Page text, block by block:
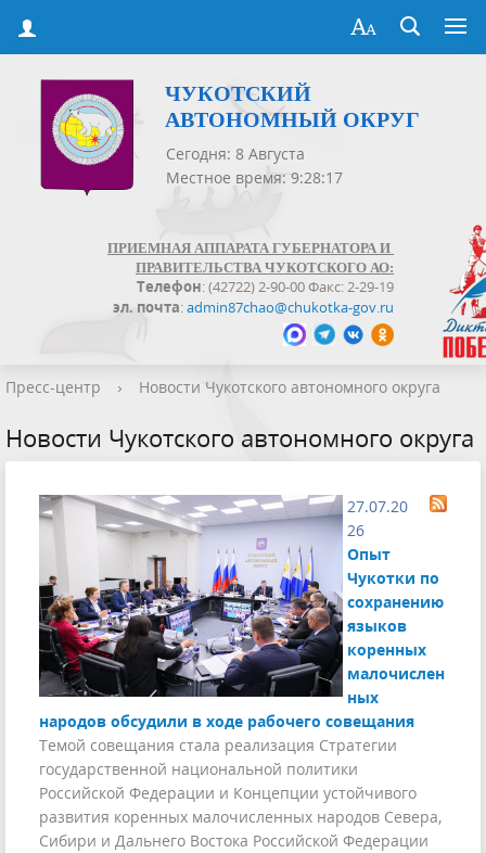
ЧУКОТСКИЙ
АВТОНОМНЫЙ ОКРУГ
Сегодня: 8 Августа
Местное время: 9:28:18
ПРИЕМНАЯ АППАРАТА ГУБЕРНАТОРА И
ПРАВИТЕЛЬСТВА ЧУКОТСКОГО АО:
Телефон: (42722) 2-90-00 Факс: 2-29-19
эл. почта:admin87chao@chukotka-gov.ru
Пресс-центр › Новости Чукотского автономного округа
Новости Чукотского автономного округа
27.07.20
26
Опыт
Чукотки по
сохранению
языков
коренных
малочислен
ных
народов обсудили в ходе рабочего совещания
Темой совещания стала реализация Стратегии
государственной национальной политики
Российской Федерации и Концепции устойчивого
развития коренных малочисленных народов Севера,
Сибири и Дальнего Востока Российской Федерации